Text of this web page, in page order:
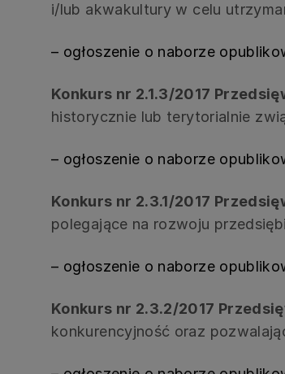
i/lub akwakultury w celu
– ogłoszenie o naborze
Konkurs nr 2.1.3/2017
historycznie lub terytorialnie
– ogłoszenie o naborze
Konkurs nr 2.3.1/2017
polegające na rozwoju
– ogłoszenie o naborze
Konkurs nr 2.3.2/2017
konkurencyjność oraz